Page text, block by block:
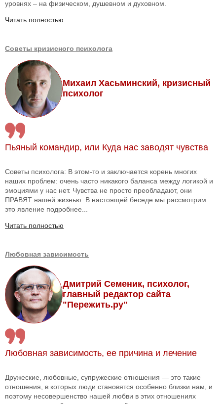
уровнях – на физическом, душевном и духовном.
Читать полностью
Советы кризисного психолога
Михаил Хасьминский, кризисный
психолог
Пьяный командир, или Куда нас заводят чувства
Советы психолога: В этом-то и заключается корень многих
наших проблем: очень часто никакого баланса между логикой и
эмоциями у нас нет. Чувства не просто преобладают, они
ПРАВЯТ нашей жизнью. В настоящей беседе мы рассмотрим
это явление подробнее...
Читать полностью
Любовная зависимость
Дмитрий Семеник, психолог,
главный редактор сайта
"Пережить.ру"
Любовная зависимость, ее причина и лечение
Дружеские, любовные, супружеские отношения — это такие
отношения, в которых люди становятся особенно близки нам, и
поэтому несовершенство нашей любви в этих отношениях